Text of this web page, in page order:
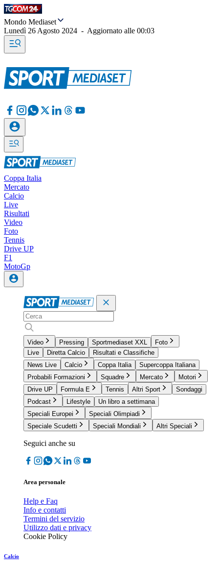
Mondo Mediaset
Lunedì 26 Agosto 2024 - Aggiornato alle 00:03
Coppa Italia
Mercato
Calcio
Live
Risultati
Video
Foto
Tennis
Drive UP
F1
MotoGp
Video Pressing Sportmediaset XXL
Foto
Live
Diretta Calcio
Risultati e Classifiche
News Live
Calcio Coppa Italia
Supercoppa Italiana
Probabili Formazioni
Squadre Mercato
Motori
Drive UP
Formula E Tennis Altri Sport
Sondaggi
Podcast
Lifestyle
Un libro a settimana
Speciali Europei
Speciali Olimpiadi
Speciale Scudetti
Speciali Mondiali Altri Speciali
Seguici anche su
Area personale
Help e Faq
Info e contatti
Termini del servizio
Utilizzo dati e privacy
Cookie Policy
Calcio